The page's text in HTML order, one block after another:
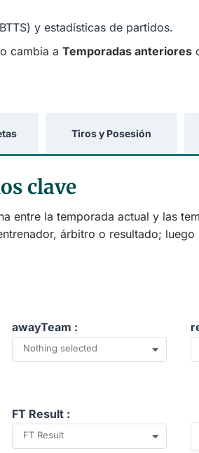
y estadísticas de partidos.
cambia a Temporadas anteriores
Tiros y Posesión
clave
entre la temporada actual y las
árbitro o resultado; luego
awayTeam :
Nothing selected
FT Result :
FT Result